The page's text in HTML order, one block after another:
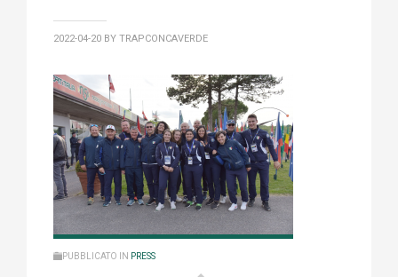
2022-04-20 BY TRAPCONCAVERDE
PUBBLICATO IN PRESS